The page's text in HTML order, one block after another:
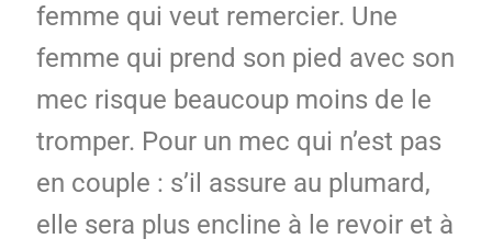
femme qui veut remercier. Une
femme qui prend son pied avec son
mec risque beaucoup moins de le
tromper. Pour un mec qui n’est pas
en couple : s’il assure au plumard,
elle sera plus encline à le revoir et à